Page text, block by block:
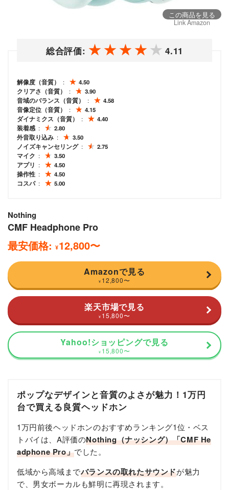
この商品を見る
Link Amazon
総合評価: 4.11
解像度（音質）
4.50
クリアさ（音質）
3.90
音域のバランス（音質）
4.58
音像定位（音質）
4.15
ダイナミクス（音質）
4.40
装着感
2.80
外音取り込み
3.50
ノイズキャンセリング
2.75
マイク
3.50
アプリ
4.50
操作性
4.50
コスパ
5.00
Nothing
CMF Headphone Pro
最安価格: ¥12,800〜
Amazonで見る
¥ 12,800〜
楽天市場で見る
¥ 15,800〜
Yahoo!ショッピングで見る
¥ 15,800〜
ポップなデザインと音質のよさが魅力！1万円
台で買える良質ヘッドホン
1万円前後ヘッドホンのおすすめランキング1位・ベス
トバイは、A評価のNothing（ナッシング）「CMF He
adphone Pro」でした。
低域から高域までバランスの取れたサウンドが魅力
で、男女ボーカルも鮮明に再現されます。